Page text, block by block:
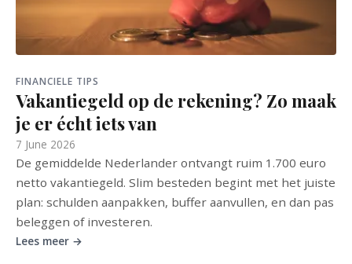
FINANCIELE TIPS
Vakantiegeld op de rekening? Zo maak
je er écht iets van
7 June 2026
De gemiddelde Nederlander ontvangt ruim 1.700 euro
netto vakantiegeld. Slim besteden begint met het juiste
plan: schulden aanpakken, buffer aanvullen, en dan pas
beleggen of investeren.
Lees meer →